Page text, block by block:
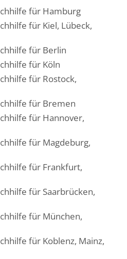
für Hamburg
für Kiel, Lübeck,
für Berlin
für Köln
für Rostock,
für Bremen
für Hannover,
für Magdeburg,
für Frankfurt,
für Saarbrücken,
für München,
für Koblenz, Mainz,